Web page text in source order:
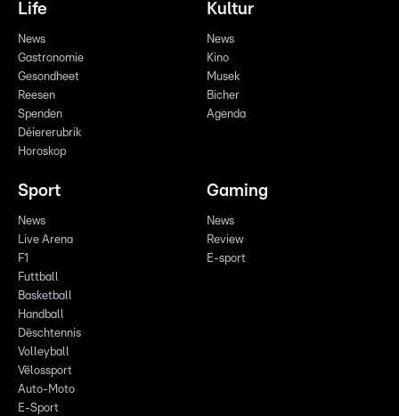
Life
News
Gastronomie
Gesondheet
Reesen
Spenden
Déiererubrik
Horoskop
Kultur
News
Kino
Musek
Bicher
Agenda
Sport
News
Live Arena
F1
Futtball
Basketball
Handball
Dëschtennis
Volleyball
Vëlossport
Auto-Moto
E-Sport
Gaming
News
Review
E-sport